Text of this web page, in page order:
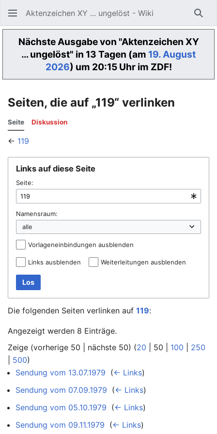
Aktenzeichen XY ... ungelöst - Wiki
Nächste Ausgabe von "Aktenzeichen XY
… ungelöst" in 13 Tagen (am 19. August
2026) um 20:15 Uhr im ZDF!
Seiten, die auf „119“ verlinken
Seite Diskussion
← 119
Links auf diese Seite
Seite:
Namensraum:
Vorlageneinbindungen ausblenden
Links ausblenden Weiterleitungen ausblenden
Los
Die folgenden Seiten verlinken auf 119:
Angezeigt werden 8 Einträge.
Zeige (vorherige 50 nächste 50) (20 50 100
250
500)
Sendung vom 13.07.1979 (← Links)
Sendung vom 07.09.1979 (← Links)
Sendung vom 05.10.1979 (← Links)
Sendung vom 09.11.1979 (← Links)